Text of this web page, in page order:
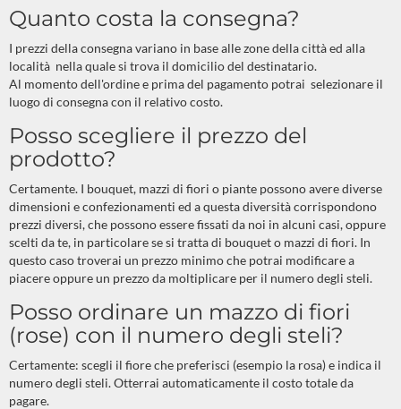
Quanto costa la consegna?
I prezzi della consegna variano in base alle zone della città ed alla
località nella quale si trova il domicilio del destinatario.
Al momento dell'ordine e prima del pagamento potrai selezionare il
luogo di consegna con il relativo costo.
Posso scegliere il prezzo del
prodotto?
Certamente. I bouquet, mazzi di fiori o piante possono avere diverse
dimensioni e confezionamenti ed a questa diversità corrispondono
prezzi diversi, che possono essere fissati da noi in alcuni casi, oppure
scelti da te, in particolare se si tratta di bouquet o mazzi di fiori. In
questo caso troverai un prezzo minimo che potrai modificare a
piacere oppure un prezzo da moltiplicare per il numero degli steli.
Posso ordinare un mazzo di fiori
(rose) con il numero degli steli?
Certamente: scegli il fiore che preferisci (esempio la rosa) e indica il
numero degli steli. Otterrai automaticamente il costo totale da
pagare.